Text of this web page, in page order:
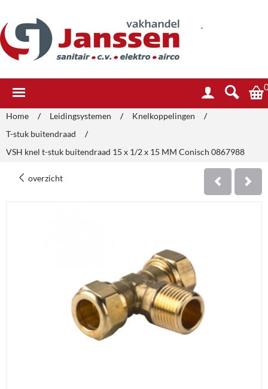
.
Home / Leidingsystemen / Knelkoppelingen
/
T-stuk buitendraad
/
VSH knel t-stuk buitendraad 15 x 1/2 x 15 MM Conisch 0867988
overzicht